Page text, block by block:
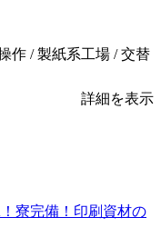
作 / 製紙系工場 / 交替
詳細を表示